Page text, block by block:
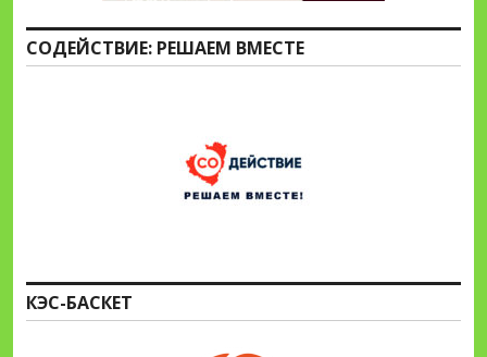
СОДЕЙСТВИЕ: РЕШАЕМ ВМЕСТЕ
КЭС-БАСКЕТ